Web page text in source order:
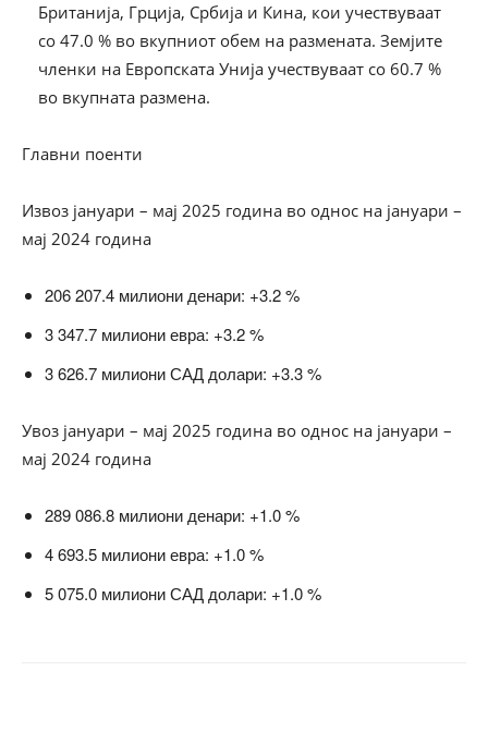
Британија, Грција, Србија и Кина, кои учествуваат
со 47.0 % во вкупниот обем на размената. Земјите
членки на Европската Унија учествуваат со 60.7 %
во вкупната размена.
Главни поенти
Извоз јануари – мај 2025 година во однос на јануари –
мај 2024 година
206 207.4 милиони денари: +3.2 %
3 347.7 милиони евра: +3.2 %
3 626.7 милиони САД долари: +3.3 %
Увоз јануари – мај 2025 година во однос на јануари –
мај 2024 година
289 086.8 милиони денари: +1.0 %
4 693.5 милиони евра: +1.0 %
5 075.0 милиони САД долари: +1.0 %